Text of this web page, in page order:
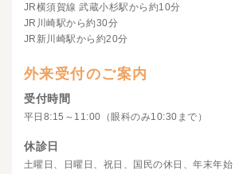
JR横須賀線 武蔵小杉駅から約10分
JR川崎駅から約30分
JR新川崎駅から約20分
外来受付のご案内
受付時間
平日8:15～11:00（眼科のみ10:30まで）
休診日
土曜日、日曜日、祝日、国民の休日、年末年始